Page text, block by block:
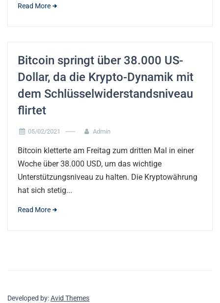
Read More
Bitcoin springt über 38.000 US-
Dollar, da die Krypto-Dynamik mit
dem Schlüsselwiderstandsniveau
flirtet
05/02/2021 Admin
Bitcoin kletterte am Freitag zum dritten Mal in einer
Woche über 38.000 USD, um das wichtige
Unterstützungsniveau zu halten. Die Kryptowährung
hat sich stetig...
Read More
Developed by:Avid Themes